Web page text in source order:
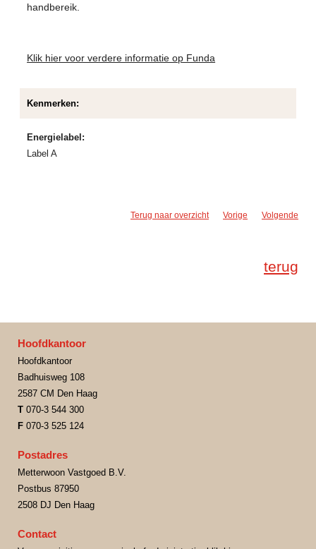
handbereik.
Klik hier voor verdere informatie op Funda
Kenmerken:
Energielabel:
Label A
Terug naar overzicht Vorige Volgende
terug
Hoofdkantoor
Hoofdkantoor
Badhuisweg 108
2587 CM Den Haag
T 070-3 544 300
F 070-3 525 124
Postadres
Metterwoon Vastgoed B.V.
Postbus 87950
2508 DJ Den Haag
Contact